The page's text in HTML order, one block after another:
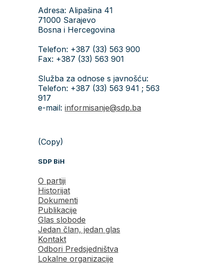
Adresa: Alipašina 41
71000 Sarajevo
Bosna i Hercegovina
Telefon: +387 (33) 563 900
Fax: +387 (33) 563 901
Služba za odnose s javnošću:
Telefon: +387 (33) 563 941 ; 563
917
e-mail: informisanje@sdp.ba
(Copy)
SDP BiH
O partiji
Historijat
Dokumenti
Publikacije
Glas slobode
Jedan član, jedan glas
Kontakt
Odbori Predsjedništva
Lokalne organizacije